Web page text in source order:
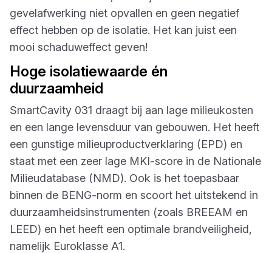
gevelafwerking niet opvallen en geen negatief
effect hebben op de isolatie. Het kan juist een
mooi schaduweffect geven!
Hoge isolatiewaarde én
duurzaamheid
SmartCavity 031 draagt bij aan lage milieukosten
en een lange levensduur van gebouwen. Het heeft
een gunstige milieuproductverklaring (EPD) en
staat met een zeer lage MKI-score in de Nationale
Milieudatabase (NMD). Ook is het toepasbaar
binnen de BENG-norm en scoort het uitstekend in
duurzaamheidsinstrumenten (zoals BREEAM en
LEED) en het heeft een optimale brandveiligheid,
namelijk Euroklasse A1.